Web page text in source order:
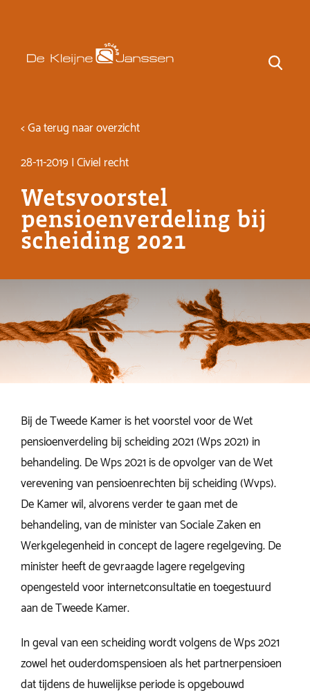
< Ga terug naar overzicht
28-11-2019 | Civiel recht
Wetsvoorstel
pensioenverdeling bij
scheiding 2021
Bij de Tweede Kamer is het voorstel voor de Wet
pensioenverdeling bij scheiding 2021 (Wps 2021) in
behandeling. De Wps 2021 is de opvolger van de Wet
verevening van pensioenrechten bij scheiding (Wvps).
De Kamer wil, alvorens verder te gaan met de
behandeling, van de minister van Sociale Zaken en
Werkgelegenheid in concept de lagere regelgeving. De
minister heeft de gevraagde lagere regelgeving
opengesteld voor internetconsultatie en toegestuurd
aan de Tweede Kamer.
In geval van een scheiding wordt volgens de Wps 2021
zowel het ouderdomspensioen als het partnerpensioen
dat tijdens de huwelijkse periode is opgebouwd